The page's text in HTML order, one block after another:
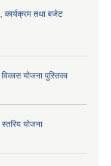
तथा बजेट
योजना पुस्तिका
योजना